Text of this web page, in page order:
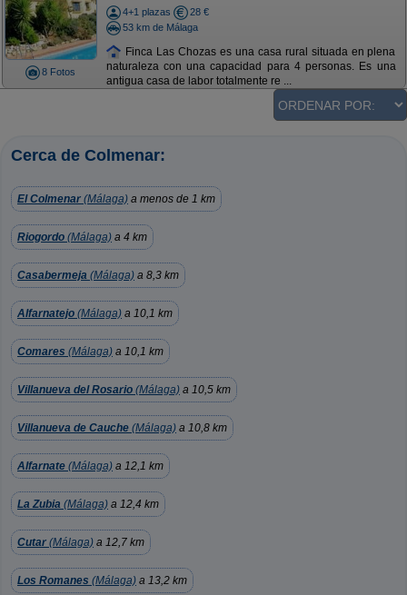
8 Fotos
4+1 plazas
28 €
53 km de Málaga
Finca Las Chozas es una casa rural situada en plena
naturaleza con una capacidad para 4 personas. Es una
antigua casa de labor totalmente re ...
Cerca de Colmenar:
El Colmenar (Málaga) a menos de 1 km
Riogordo (Málaga) a 4 km
Casabermeja (Málaga) a 8,3 km
Alfarnatejo (Málaga) a 10,1 km
Comares (Málaga) a 10,1 km
Villanueva del Rosario (Málaga) a 10,5 km
Villanueva de Cauche (Málaga) a 10,8 km
Alfarnate (Málaga) a 12,1 km
La Zubia (Málaga) a 12,4 km
Cutar (Málaga) a 12,7 km
Los Romanes (Málaga) a 13,2 km